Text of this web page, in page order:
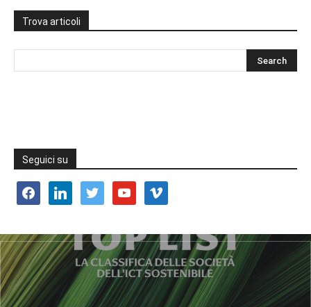
Trova articoli
Seguici su
facebooklinkedin twitter youtube vimeo